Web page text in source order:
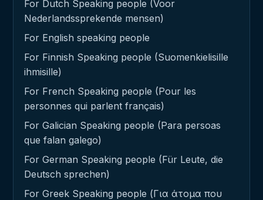
For Dutch Speaking people (Voor
Nederlandssprekende mensen)
For English speaking people
For Finnish Speaking people (Suomenkielisille
ihmisille)
For French Speaking people (Pour les
personnes qui parlent français)
For Galician Speaking people (Para persoas
que falan galego)
For German Speaking people (Für Leute, die
Deutsch sprechen)
For Greek Speaking people (Για άτομα που